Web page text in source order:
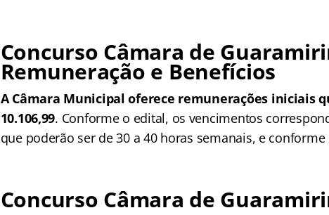
Concurso Câmara de
Remuneração e Benefícios
A Câmara Municipal oferece remunerações iniciais
10.106,99. Conforme o edital, os vencimentos
que poderão ser de 30 a 40 horas semanais, e conforme
Concurso Câmara de